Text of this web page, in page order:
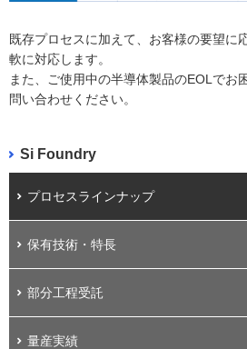
既存プロセスに加えて、お客様の要望に
軟に対応します。
また、ご使用中の半導体製品のEOLでお
問い合わせください。
Si Foundry
プロセスラインナップ
保有技術・特長
部分工程受託
量産実績